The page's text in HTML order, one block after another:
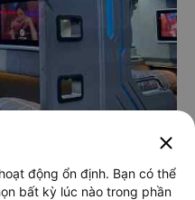
close
động ổn định. Bạn có thể
bất kỳ lúc nào trong phần